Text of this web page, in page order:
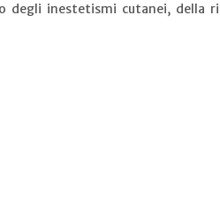
inestetismi cutanei, della